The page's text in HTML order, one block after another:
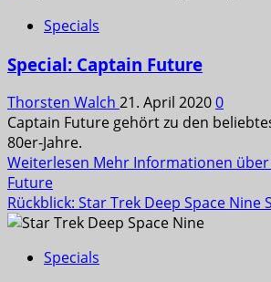
Specials
Special: Captain Future
Thorsten Walch 21. April 20200
Captain Future gehört zu den
80er-Jahre.
Weiterlesen Mehr Informationen über
Future
Rückblick: Star Trek Deep Space Nine
Specials